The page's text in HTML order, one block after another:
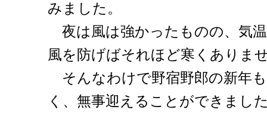
みました。
夜は風は強かったものの、気
風を防げばそれほど寒くありま
そんなわけで野宿野郎の新年
く、無事迎えることができまし